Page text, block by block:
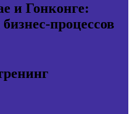
и Гонконге:
процессов